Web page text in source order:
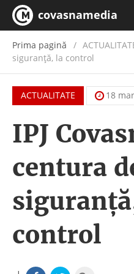
covasnamedia
Prima pagină
siguranță, la control
ACTUALITATE 18
IPJ
centura
control